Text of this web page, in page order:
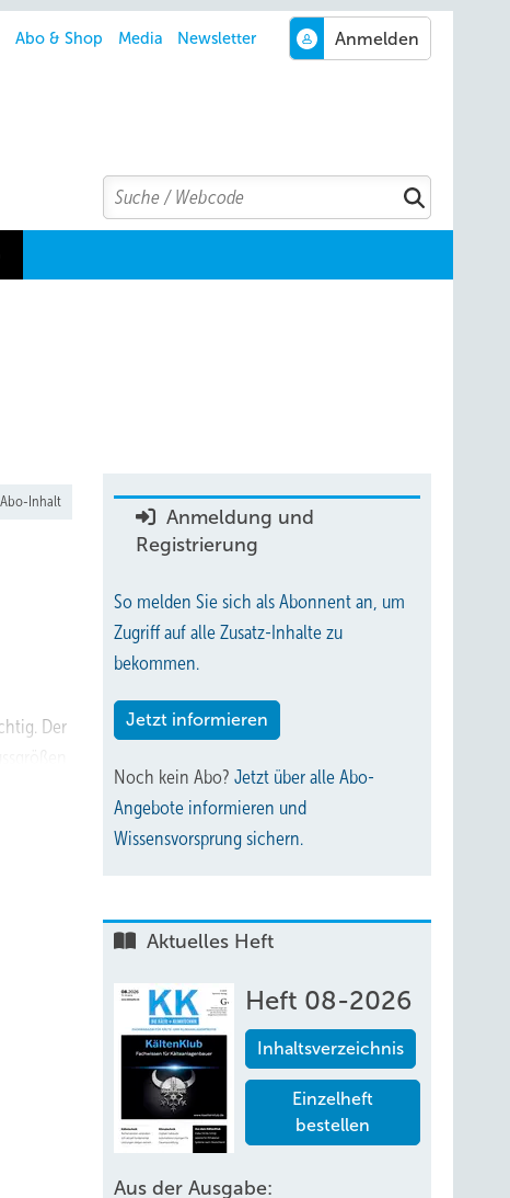
Abo & Shop Media Newsletter
Search
Suchen
Abo-Inhalt
Der
Anmeldung und
Registrierung
So melden Sie sich als Abonnent an, um
Zugriff auf alle Zusatz-Inhalte zu
bekommen.
Jetzt informieren
Noch kein Abo? Jetzt über alle Abo-
Angebote informieren und
Wissensvorsprung sichern.
Aktuelles Heft
Heft 08-2026
Inhaltsverzeichnis
Einzelheft
bestellen
Aus der Ausgabe: